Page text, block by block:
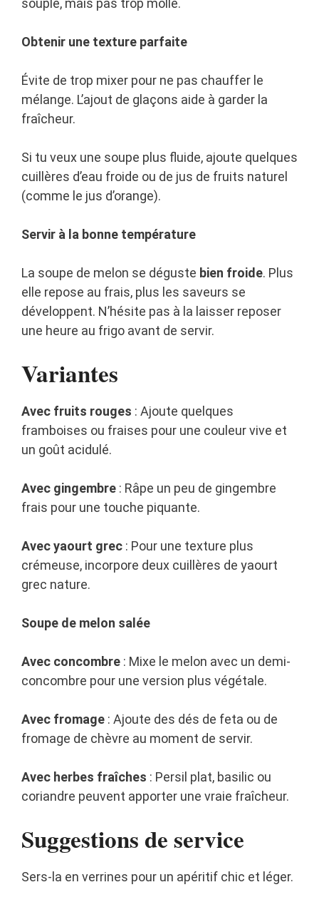
souple, mais pas trop molle.
Obtenir une texture parfaite
Évite de trop mixer pour ne pas chauffer le
mélange. L’ajout de glaçons aide à garder la
fraîcheur.
Si tu veux une soupe plus fluide, ajoute quelques
cuillères d’eau froide ou de jus de fruits naturel
(comme le jus d’orange).
Servir à la bonne température
La soupe de melon se déguste bien froide. Plus
elle repose au frais, plus les saveurs se
développent. N’hésite pas à la laisser reposer
une heure au frigo avant de servir.
Variantes
Avec fruits rouges : Ajoute quelques
framboises ou fraises pour une couleur vive et
un goût acidulé.
Avec gingembre : Râpe un peu de gingembre
frais pour une touche piquante.
Avec yaourt grec : Pour une texture plus
crémeuse, incorpore deux cuillères de yaourt
grec nature.
Soupe de melon salée
Avec concombre : Mixe le melon avec un demi-
concombre pour une version plus végétale.
Avec fromage : Ajoute des dés de feta ou de
fromage de chèvre au moment de servir.
Avec herbes fraîches : Persil plat, basilic ou
coriandre peuvent apporter une vraie fraîcheur.
Suggestions de service
Sers-la en verrines pour un apéritif chic et léger.